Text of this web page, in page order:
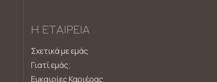
Η ΕΤΑΙΡΕΊΑ
Σχετικά με εμάς
Γιατί εμάς;
Ευκαιρίες Καριέρας